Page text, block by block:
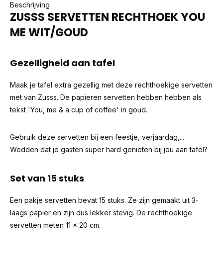
Beschrijving
ZUSSS SERVETTEN RECHTHOEK YOU
ME WIT/GOUD
Gezelligheid aan tafel
Maak je tafel extra gezellig met deze rechthoekige servetten
met van Zusss. De papieren servetten hebben hebben als
tekst 'You, me & a cup of coffee' in goud.
Gebruik deze servetten bij een feestje, verjaardag,...
Wedden dat je gasten super hard genieten bij jou aan tafel?
Set van 15 stuks
Een pakje servetten bevat 15 stuks. Ze zijn gemaakt uit 3-
laags papier en zijn dus lekker stevig. De rechthoekige
servetten meten 11 x 20 cm.